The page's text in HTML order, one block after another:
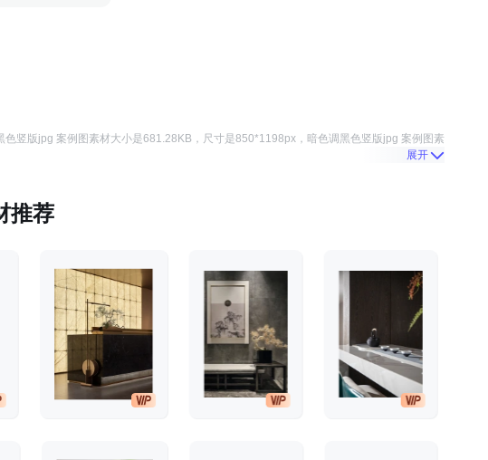
色竖版jpg 案例图素材大小是681.28KB，尺寸是850*1198px， 暗色调黑色竖版jpg 案例图素
展开
推荐